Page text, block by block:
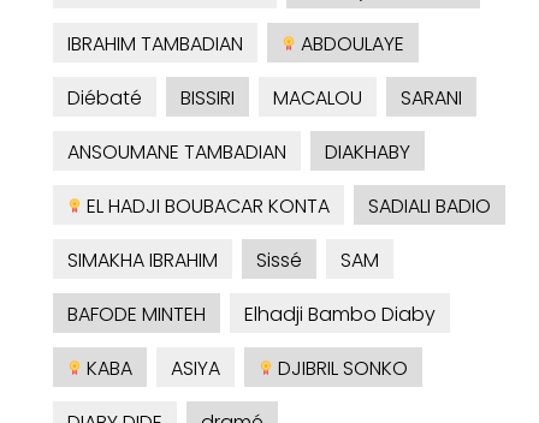
IBRAHIM TAMBADIAN
ABDOULAYE
Diébaté
BISSIRI MACALOU
SARANI
ANSOUMANE TAMBADIAN
DIAKHABY
EL HADJI BOUBACAR KONTA
SADIALI BADIO
SIMAKHA IBRAHIM
Sissé
SAM
BAFODE MINTEH
Elhadji Bambo Diaby
KABA
ASIYA
DJIBRIL SONKO